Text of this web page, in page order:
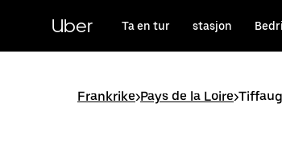
hovedinnholdet
Uber Ta en tur stasjon
Frankrike>Pays de la Loire>